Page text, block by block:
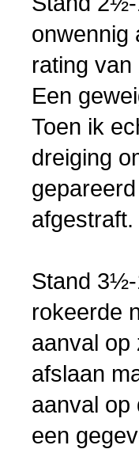
onwennig
rating
Een
Toen ik
dreiging
Stand
rokeerde
aanval op
afslaan
aanval op
een